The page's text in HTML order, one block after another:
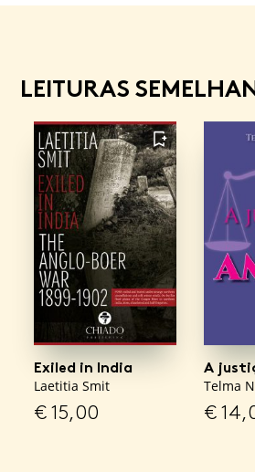
LEITURAS
FAVORITO
Exiled in India
Laetitia Smit
€15,00
A
Telma
€